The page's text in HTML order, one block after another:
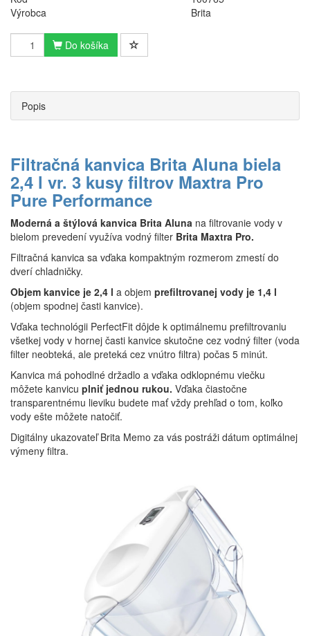
Výrobca
Brita
Do košíka
Popis
Filtračná kanvica Brita Aluna biela
2,4 l vr. 3 kusy filtrov Maxtra Pro
Pure Performance
Moderná a štýlová kanvica Brita Aluna na filtrovanie vody v
bielom prevedení využíva vodný filter Brita Maxtra Pro.
Filtračná kanvica sa vďaka kompaktným rozmerom zmestí do
dverí chladničky.
Objem kanvice je 2,4 l a objem prefiltrovanej vody je 1,4 l
(objem spodnej časti kanvice).
Vďaka technológii PerfectFit dôjde k optimálnemu prefiltrovaniu
všetkej vody v hornej časti kanvice skutočne cez vodný filter (voda
filter neobteká, ale preteká cez vnútro filtra) počas 5 minút.
Kanvica má pohodlné držadlo a vďaka odklopnému viečku
môžete kanvicu plniť jednou rukou. Vďaka čiastočne
transparentnému lieviku budete mať vždy prehľad o tom, koľko
vody ešte môžete natočiť.
Digitálny ukazovateľ Brita Memo za vás postráži dátum optimálnej
výmeny filtra.